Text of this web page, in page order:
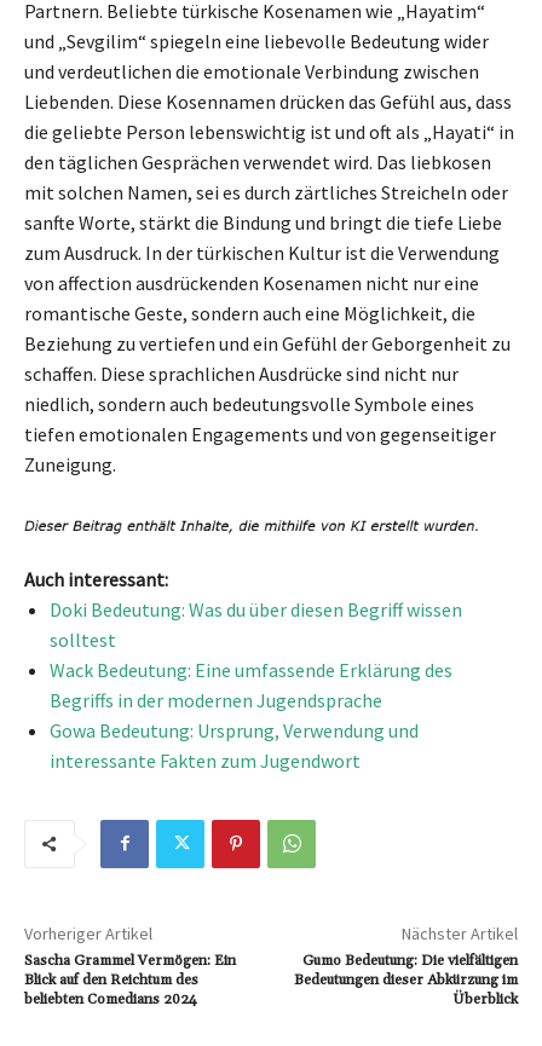
Partnern. Beliebte türkische Kosenamen wie „Hayatim“
und „Sevgilim“ spiegeln eine liebevolle Bedeutung wider
und verdeutlichen die emotionale Verbindung zwischen
Liebenden. Diese Kosennamen drücken das Gefühl aus, dass
die geliebte Person lebenswichtig ist und oft als „Hayati“ in
den täglichen Gesprächen verwendet wird. Das liebkosen
mit solchen Namen, sei es durch zärtliches Streicheln oder
sanfte Worte, stärkt die Bindung und bringt die tiefe Liebe
zum Ausdruck. In der türkischen Kultur ist die Verwendung
von affection ausdrückenden Kosenamen nicht nur eine
romantische Geste, sondern auch eine Möglichkeit, die
Beziehung zu vertiefen und ein Gefühl der Geborgenheit zu
schaffen. Diese sprachlichen Ausdrücke sind nicht nur
niedlich, sondern auch bedeutungsvolle Symbole eines
tiefen emotionalen Engagements und von gegenseitiger
Zuneigung.
Auch interessant:
Doki Bedeutung: Was du über diesen Begriff wissen
solltest
Wack Bedeutung: Eine umfassende Erklärung des
Begriffs in der modernen Jugendsprache
Gowa Bedeutung: Ursprung, Verwendung und
interessante Fakten zum Jugendwort
Vorheriger Artikel
Sascha Grammel Vermögen: Ein
Blick auf den Reichtum des
beliebten Comedians 2024
Nächster Artikel
Gumo Bedeutung: Die vielfältigen
Bedeutungen dieser Abkürzung im
Überblick